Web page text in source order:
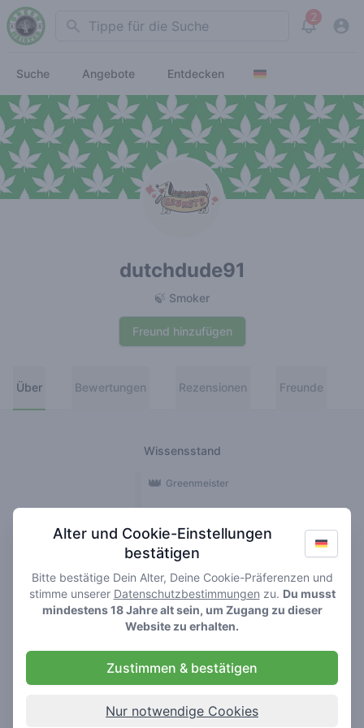
Search 2
View
Suche Angebote Entdecken
dutchdude91
🍃 Smoker
Freund hinzufügen
Über Bewertungen Rezensionen Freunde
Wissensstand
🍃 Smoker
🌱 Roller
🥦 Stoner
👑 Greenmeister
Rezensionen
Alter und Cookie-Einstellungen
bestätigen
Bitte bestätige Dein Alter, Deine Cookie-Präferenzen und
stimme unserer Datenschutzbestimmungen zu. Du musst
mindestens 18 Jahre alt sein, um Zugang zu dieser
Website zu erhalten.
Zustimmen & bestätigen
Nur notwendige Cookies